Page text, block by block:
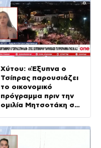
Xύτου: «Έξυπνα ο
Τσίπρας παρουσιάζει
το οικονομικό
πρόγραμμα πριν την
ομιλία Μητσοτάκη στη